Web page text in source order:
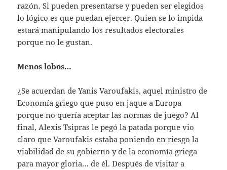
razón. Si pueden presentarse y pueden ser elegidos
lo lógico es que puedan ejercer. Quien se lo impida
estará manipulando los resultados electorales
porque no le gustan.
Menos lobos…
¿Se acuerdan de Yanis Varoufakis, aquel ministro de
Economía griego que puso en jaque a Europa
porque no quería aceptar las normas de juego? Al
final, Alexis Tsipras le pegó la patada porque vio
claro que Varoufakis estaba poniendo en riesgo la
viabilidad de su gobierno y de la economía griega
para mayor gloria… de él. Después de visitar a